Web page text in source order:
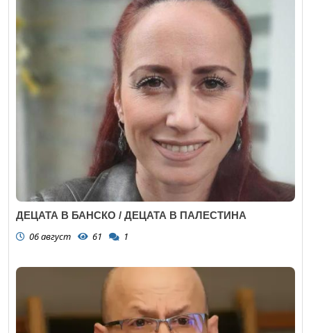
ДЕЦАТА В БАНСКО / ДЕЦАТА В ПАЛЕСТИНА
06 август 61 1